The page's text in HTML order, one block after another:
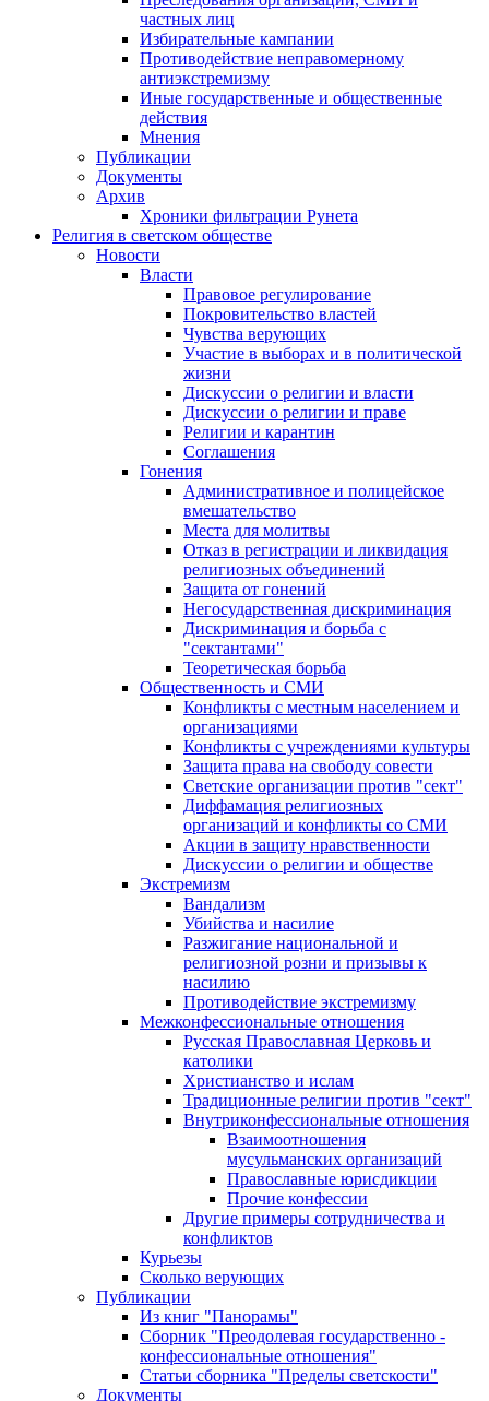
частных лиц
Избирательные кампании
Противодействие неправомерному
антиэкстремизму
Иные государственные и общественные
действия
Мнения
Публикации
Документы
Архив
Хроники фильтрации Рунета
Религия в светском обществе
Новости
Власти
Правовое регулирование
Покровительство властей
Чувства верующих
Участие в выборах и в политической
жизни
Дискуссии о религии и власти
Дискуссии о религии и праве
Религии и карантин
Соглашения
Гонения
Административное и полицейское
вмешательство
Места для молитвы
Отказ в регистрации и ликвидация
религиозных объединений
Защита от гонений
Негосударственная дискриминация
Дискриминация и борьба с
"сектантами"
Теоретическая борьба
Общественность и СМИ
Конфликты с местным населением и
организациями
Конфликты с учреждениями культуры
Защита права на свободу совести
Светские организации против "сект"
Диффамация религиозных
организаций и конфликты со СМИ
Акции в защиту нравственности
Дискуссии о религии и обществе
Экстремизм
Вандализм
Убийства и насилие
Разжигание национальной и
религиозной розни и призывы к
насилию
Противодействие экстремизму
Межконфессиональные отношения
Русская Православная Церковь и
католики
Христианство и ислам
Традиционные религии против "сект"
Внутриконфессиональные отношения
Взаимоотношения
мусульманских организаций
Православные юрисдикции
Прочие конфессии
Другие примеры сотрудничества и
конфликтов
Курьезы
Сколько верующих
Публикации
Из книг "Панорамы"
Сборник "Преодолевая государственно -
конфессиональные отношения"
Статьи сборника "Пределы светскости"
Документы